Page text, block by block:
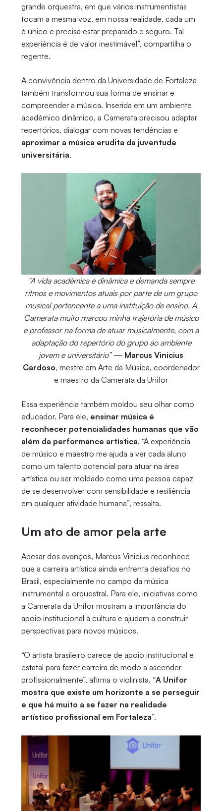
grande orquestra, em que vários instrumentistas
tocam a mesma voz, em nossa realidade, cada um
é único e precisa estar preparado e seguro. Tal
experiência é de valor inestimável”, compartilha o
regente.
A convivência dentro da Universidade de Fortaleza
também transformou sua forma de ensinar e
compreender a música. Inserida em um ambiente
acadêmico dinâmico, a Camerata precisou adaptar
repertórios, dialogar com novas tendências e
aproximar a música erudita da juventude
universitária.
“A vida acadêmica é dinâmica e demanda sempre
ritmos e movimentos atuais por parte de um grupo
musical pertencente a uma instituição de ensino. A
Camerata muito marcou minha trajetória de músico
e professor na forma de atuar musicalmente, com a
adaptação do repertório do grupo ao ambiente
jovem e universitário”— Marcus Vinicius
Cardoso, mestre em Arte da Música, coordenador
e maestro da Camerata da Unifor
Essa experiência também moldou seu olhar como
educador. Para ele, ensinar música é
reconhecer potencialidades humanas que vão
além da performance artística. “A experiência
de músico e maestro me ajuda a ver cada aluno
como um talento potencial para atuar na área
artística ou ser moldado como uma pessoa capaz
de se desenvolver com sensibilidade e resiliência
em qualquer atividade humana”, ressalta.
Um ato de amor pela arte
Apesar dos avanços, Marcus Vinicius reconhece
que a carreira artística ainda enfrenta desafios no
Brasil, especialmente no campo da música
instrumental e orquestral. Para ele, iniciativas como
a Camerata da Unifor mostram a importância do
apoio institucional à cultura e ajudam a construir
perspectivas para novos músicos.
“O artista brasileiro carece de apoio institucional e
estatal para fazer carreira de modo a ascender
profissionalmente”, afirma o violinista. “A Unifor
mostra que existe um horizonte a se perseguir
e que há muito a se fazer na realidade
artístico profissional em Fortaleza”.